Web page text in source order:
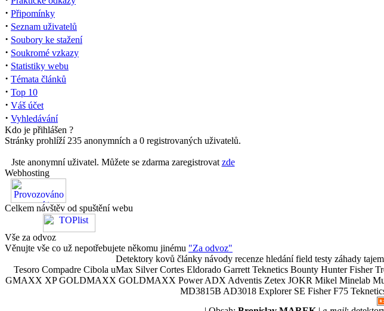
· Připomínky
· Seznam uživatelů
· Soubory ke stažení
· Soukromé vzkazy
· Statistiky webu
· Témata článků
· Top 10
· Váš účet
· Vyhledávání
Kdo je přihlášen ?
Stránky prohlíží 235 anonymních a 0 registrovaných uživatelů.
Jste anonymní uživatel. Můžete se zdarma zaregistrovat zde
Webhosting
Celkem návštěv od spuštění webu
Vše za odvoz
Věnujte vše co už nepotřebujete někomu jinému "Za odvoz"
Detektory kovů články návody recenze hledání field testy záhady
Tesoro Compadre Cibola uMax Silver Cortes Eldorado Garrett Teknetics Bounty Hunter
GMAXX XP GOLDMAXX GOLDMAXX Power ADX Adventis Zetex JOKR Mikel Minelab
MD3815B AD3018 Explorer SE Fisher F75